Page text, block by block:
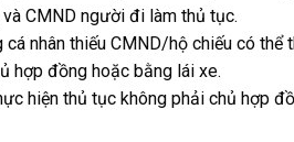
CMND người đi làm thủ tục.
nhân thiếu CMND/hộ chiếu có
hợp đồng hoặc bằng lái xe.
hiện thủ tục không phải chủ hợp